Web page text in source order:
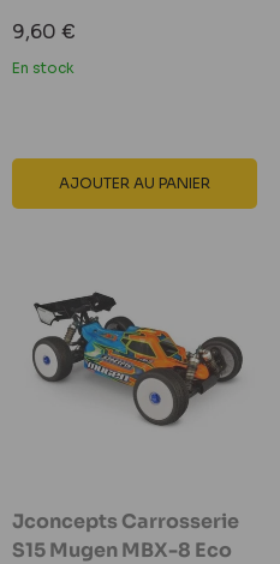
Prix
réduit
9,60 €
En stock
AJOUTER AU PANIER
Jconcepts Carrosserie
S15 Mugen MBX-8 Eco